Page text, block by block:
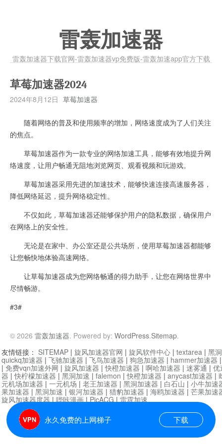
雷轰加速器
雷轰加速器下载官网-雷轰加速器vp免费版-雷轰加速app官方下载
草莓加速器2024
2024年8月12日 草莓加速器
随着网络的普及和使用频率的增加，网络速度成为了人们关注
的焦点。
草莓加速器作为一款专业的网络加速工具，能够有效地提升网
络速度，让用户畅通无阻地浏览网页、观看视频和玩游戏。
草莓加速器采用先进的加速技术，能够快速连接高速服务器，
降低网络延迟，提升网络稳定性。
不仅如此，草莓加速器还能够保护用户的隐私数据，确保用户
在网络上的安全性。
无论是在家中、办公室还是公共场所，使用草莓加速器都能够
让您畅快地体验高速网络。
让草莓加速器成为您网络畅通的得力助手，让您在网络世界中
尽情畅游。
#3#
© 2026 雷轰加速器. Powered by: WordPress.Sitemap.
永久免费的上网梯子 下载
友情链接： SITEMAP | 旋风加速器官网 | 旋风软件中心 | textarea | 黑
quickq加速器 | 飞驰加速器 | 飞鸟加速器 | 狗急加速器 | hammer加速器
| 免费vqn加速外网 | 旋风加速器 |快橙加速器 | 啊哈加速器 | 迷雾通 | 优
器 |快柠檬加速器 | 黑洞加速 | falemon |快橙加速器 | anycast加速器 |
元机场加速器 | 一元机场 | 老王加速器 | 黑洞加速器 | 白石山 | 小牛加速
果加速器 | 黑洞加速 | 银河加速器 | 猎豹加速器 | 海鸥加速器 | 芒果加速
旋风加速器度器|哔咔漫画|PicACG|雷霆加速